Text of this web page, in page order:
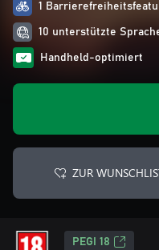
1
10 unterstützte
Handheld-optimiert
ZUR
PEGI 18